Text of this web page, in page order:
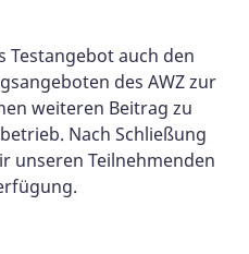
Testangebot auch den
des AWZ zur
weiteren Beitrag zu
Nach Schließung
unseren Teilnehmenden